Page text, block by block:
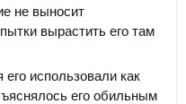
не выносит
вырастить его там
использовали как
его обильным